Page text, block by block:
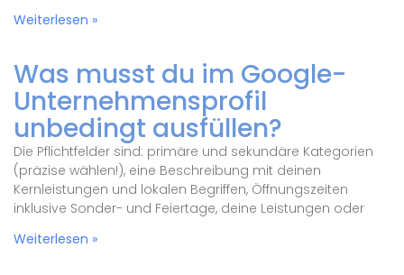
Weiterlesen »
Was musst du im Google-
Unternehmensprofil
unbedingt ausfüllen?
Die Pflichtfelder sind: primäre und sekundäre Kategorien
(präzise wählen!), eine Beschreibung mit deinen
Kernleistungen und lokalen Begriffen, Öffnungszeiten
inklusive Sonder- und Feiertage, deine Leistungen oder
Weiterlesen »